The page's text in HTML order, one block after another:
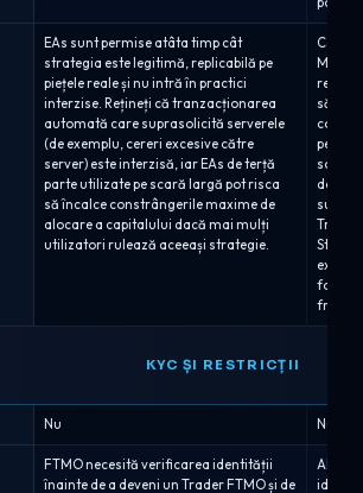
EAs sunt permise atâta timp cât
strategia este legitimă, replicabilă pe
piețele reale și nu intră în practici
interzise. Rețineți că tranzacționarea
automată care suprasolicită serverele
(de exemplu, cereri excesive către
server) este interzisă, iar EAs de terță
parte utilizate pe scară largă pot risca
să încalce constrângerile maxime de
alocare a capitalului dacă mai mulți
utilizatori rulează aceeași strategie.
MT5
să
pentru
solicita
de
sunt
KYC ȘI RESTRICȚII
Nu Nu
FTMO necesită verificarea identității
înainte de a deveni un Trader FTMO și de
Alpha